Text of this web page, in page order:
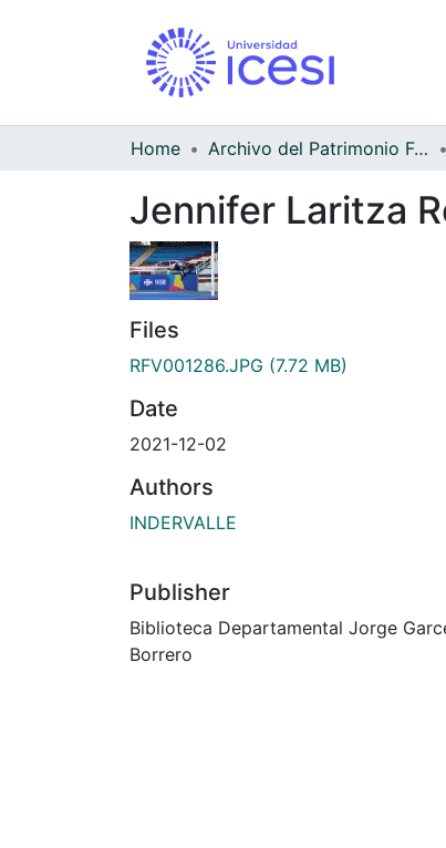
Home Archivo del Patrimonio Fotográfico y Fílmico del Valle del Cauca
Jennifer Laritza
Files
RFV001286.JPG (7.72 MB)
Date
2021-12-02
Authors
INDERVALLE
Publisher
Biblioteca Departamental Jorge
Borrero